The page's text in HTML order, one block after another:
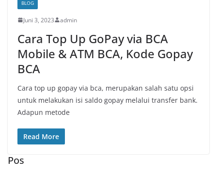
BLOG
Juni 3, 2023 admin
Cara Top Up GoPay via BCA
Mobile & ATM BCA, Kode Gopay
BCA
Cara top up gopay via bca, merupakan salah satu opsi
untuk melakukan isi saldo gopay melalui transfer bank.
Adapun metode
Read More
Pos